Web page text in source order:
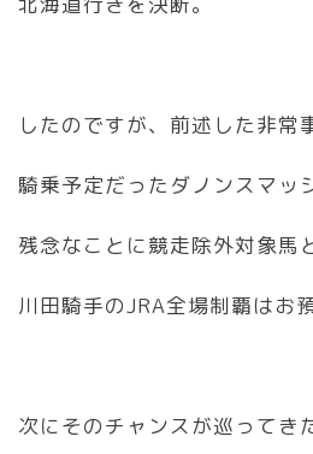
したのですが、前述した非常
騎乗予定だったダノンスマッ
残念なことに競走除外対象馬
川田騎手のJRA全場制覇はお
次にそのチャンスが巡ってき